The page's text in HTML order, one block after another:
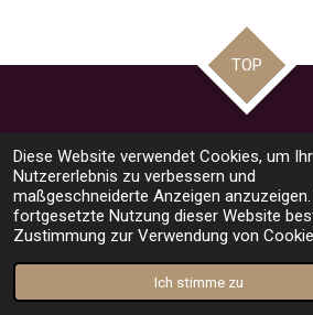
Diese Website verwendet Cookies, um Ihr
Nutzererlebnis zu verbessern und
maßgeschneiderte Anzeigen anzuzeigen.
fortgesetzte Nutzung dieser Website
Zustimmung zur Verwendung von
Ich stimme zu
TOP
© 2023 - 2026 road racing news by Mario
Mit Unterstützung von Webador
Telefon